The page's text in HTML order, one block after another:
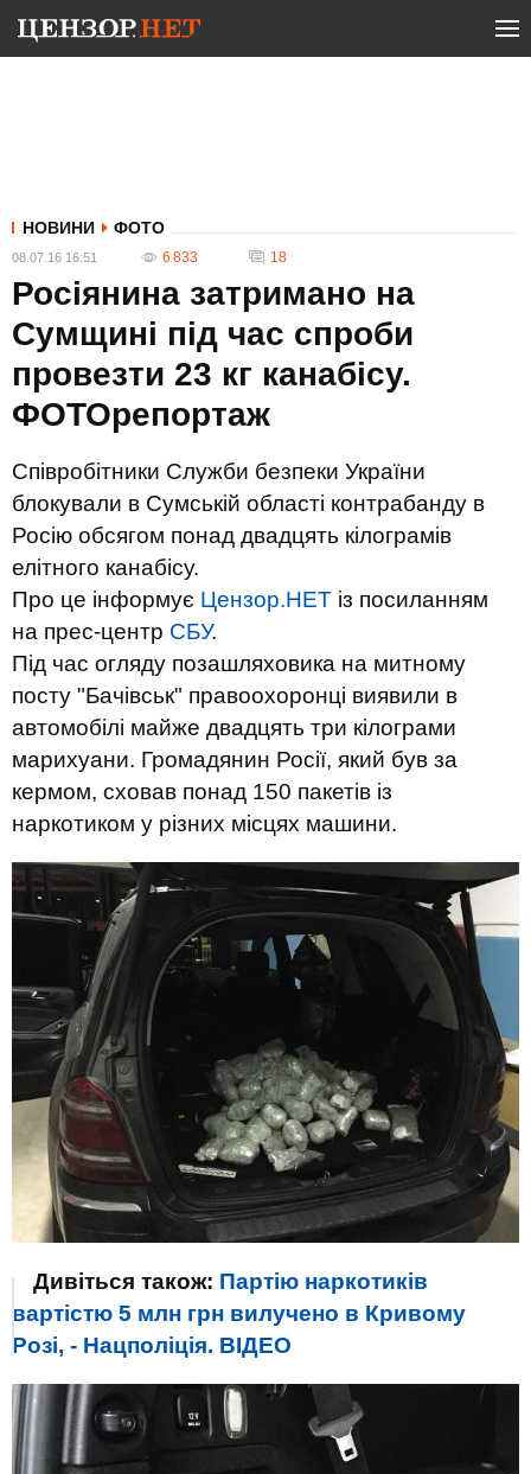
НОВИНИ ФОТО
08.07.16 16:51 6 833 18
Росіянина затримано на
Сумщині під час спроби
провезти 23 кг канабісу.
ФОТОрепортаж
Співробітники Служби безпеки України
блокували в Сумській області контрабанду в
Росію обсягом понад двадцять кілограмів
елітного канабісу.
Про це інформує Цензор.НЕТ із посиланням
на прес-центр СБУ.
Під час огляду позашляховика на митному
посту "Бачівськ" правоохоронці виявили в
автомобілі майже двадцять три кілограми
марихуани. Громадянин Росії, який був за
кермом, сховав понад 150 пакетів із
наркотиком у різних місцях машини.
Дивіться також: Партію наркотиків
вартістю 5 млн грн вилучено в Кривому
Розі, - Нацполіція. ВІДЕО